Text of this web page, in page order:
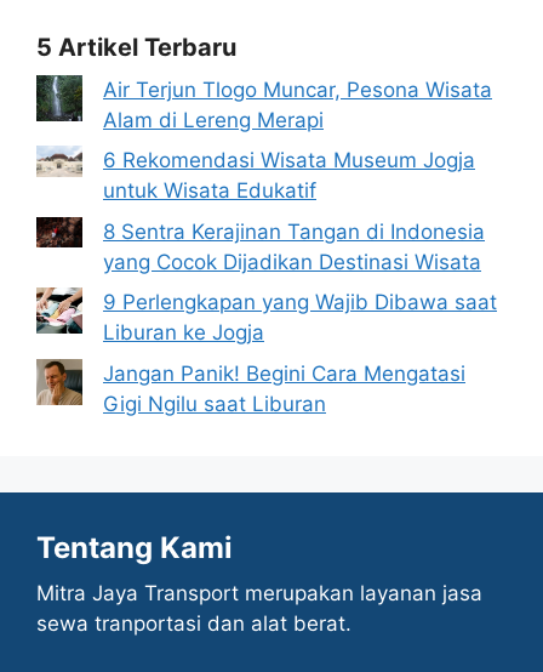
5 Artikel Terbaru
Air Terjun Tlogo Muncar, Pesona Wisata
Alam di Lereng Merapi
6 Rekomendasi Wisata Museum Jogja
untuk Wisata Edukatif
8 Sentra Kerajinan Tangan di Indonesia
yang Cocok Dijadikan Destinasi Wisata
9 Perlengkapan yang Wajib Dibawa saat
Liburan ke Jogja
Jangan Panik! Begini Cara Mengatasi
Gigi Ngilu saat Liburan
Tentang Kami
Mitra Jaya Transport merupakan layanan jasa
sewa tranportasi dan alat berat.